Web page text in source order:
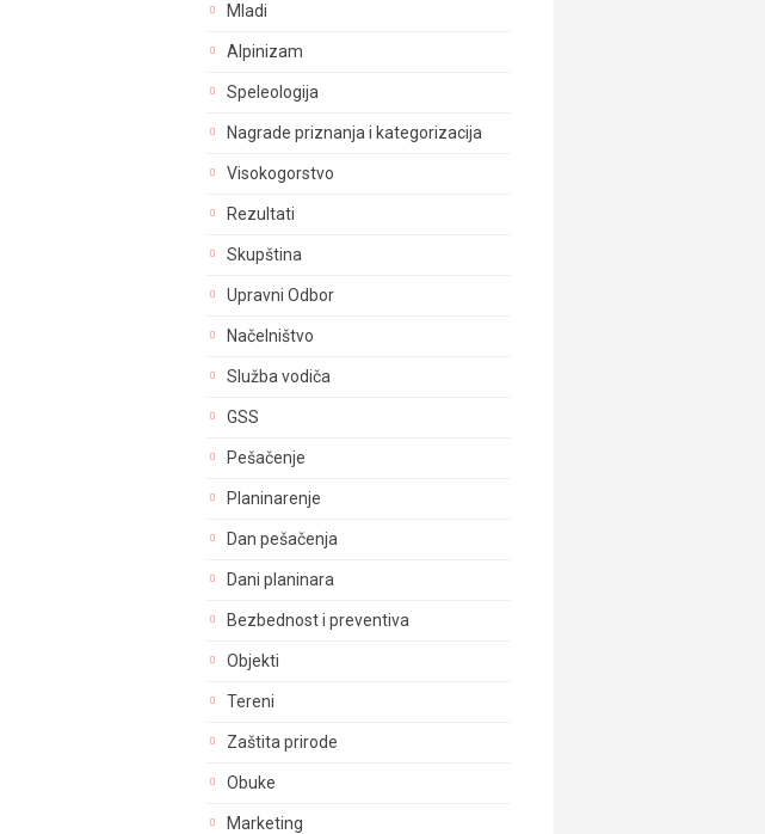
Mladi
Alpinizam
Speleologija
Nagrade priznanja i kategorizacija
Visokogorstvo
Rezultati
Skupština
Upravni Odbor
Načelništvo
Služba vodiča
GSS
Pešačenje
Planinarenje
Dan pešačenja
Dani planinara
Bezbednost i preventiva
Objekti
Tereni
Zaštita prirode
Obuke
Marketing